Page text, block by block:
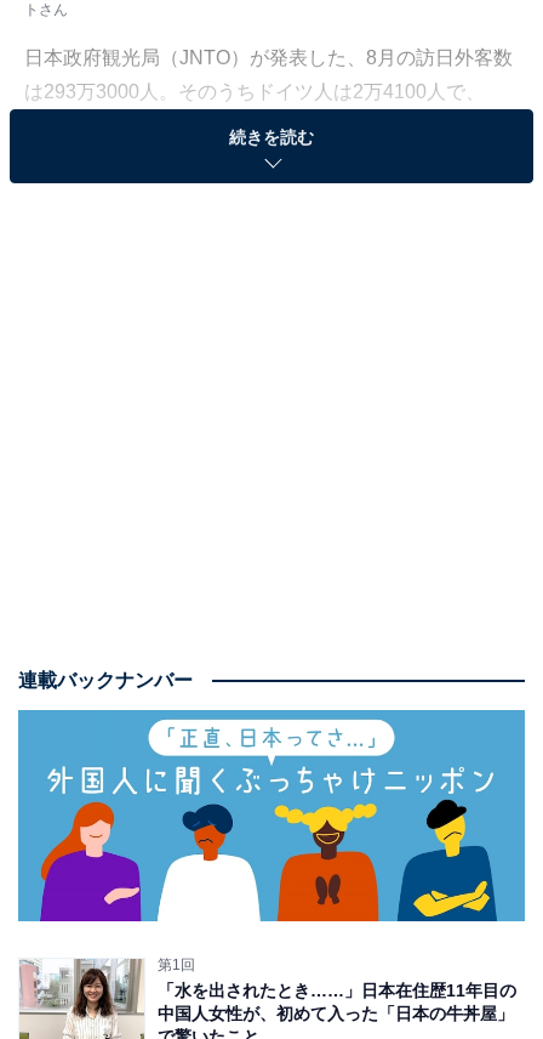
トさん
日本政府観光局（JNTO）が発表した、8月の訪日外客数
は293万3000人。そのうちドイツ人は2万4100人で、
2023年8月に比べて約20％の増加率を記録しています。
より平和で安全で清潔な場所なのだと思います」とのこ
と。
ほかにも、「日本人はとても身なりがいいと思います。
ドイツ人はあまり着飾らないし、見栄えを気にしない。
ドイツ人は見た目よりも機能性を重視するからです」と
話してくれました。
続きを読む
連載バックナンバー
第1回
「水を出されたとき……」日本在住歴11年目の
中国人女性が、初めて入った「日本の牛丼屋」